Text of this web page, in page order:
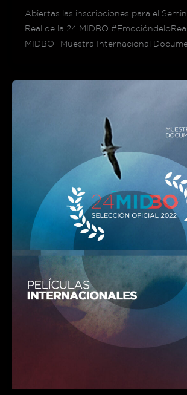
Abiertas las inscripciones para el
Real de la 24 MIDBO
MIDBO- Muestra Internacional